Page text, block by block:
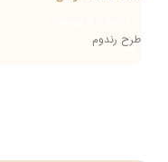
طرح رندوم